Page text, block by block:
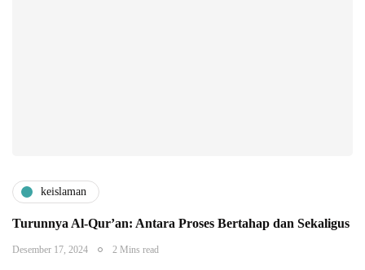
keislaman
Turunnya Al-Qur’an: Antara Proses Bertahap dan Sekaligus
Desember 17, 2024 2 Mins read